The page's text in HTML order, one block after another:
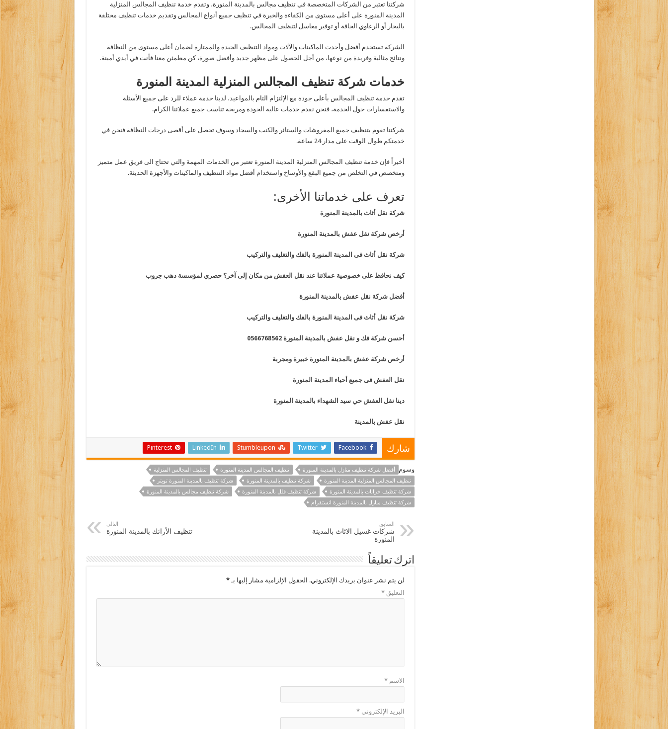
شركتنا تعتبر من الشركات المتخصصة في تنظيف مجالس بالمدينة المنورة، وتقدم خدمة تنظيف المجالس المنزلية
المدينة المنورة على أعلى مستوى من الكفاءة والخبرة في تنظيف جميع أنواع المجالس وتقديم خدمات تنظيف مختلفة
بالبخار أو الرغاوي الجافة أو توفير مغاسل لتنظيف المجالس.
الشركة تستخدم أفضل وأحدث الماكينات والآلات ومواد التنظيف الجيدة والممتازة لضمان أعلى مستوى من النظافة
ونتائج مثالية وفريدة من نوعها، من أجل الحصول على مظهر جديد وأفضل صورة، كن مطمئن معنا فأنت في أيدي أمينة.
خدمات شركة تنظيف المجالس المنزلية المدينة المنورة
تقدم خدمة تنظيف المجالس بأعلى جودة مع الإلتزام التام بالمواعيد، لدينا خدمة عملاء للرد على جميع الأسئلة
والاستفسارات حول الخدمة، فنحن نقدم خدمات عالية الجودة ومريحة تناسب جميع عملائنا الكرام.
شركتنا تقوم بتنظيف جميع المفروشات والستائر والكنب والسجاد وسوف تحصل على أقصى درجات النظافة فنحن في
خدمتكم طوال الوقت على مدار24 ساعة.
أخيراً فإن خدمة تنظيف المجالس المنزلية المدينة المنورة تعتبر من الخدمات المهمة والتي تحتاج الى فريق عمل متميز
ومتخصص في التخلص من جميع البقع والأوساخ واستخدام أفضل مواد التنظيف والماكينات والأجهزة الحديثة.
تعرف على خدماتنا الأخرى:
شركة نقل أثاث بالمدينة المنورة
أرخص شركة نقل عفش بالمدينة المنورة
شركة نقل أثاث فى المدينة المنورة بالفك والتغليف والتركيب
كيف نحافظ على خصوصية عملائنا عند نقل العفش من مكان إلى آخر؟ حصري لمؤسسة دهب جروب
أفضل شركة نقل عفش بالمدينة المنورة
شركة نقل أثاث فى المدينة المنورة بالفك والتغليف والتركيب
أحسن شركة فك و نقل عفش بالمدينة المنورة 0566768562
أرخص شركة عفش بالمدينة المنورة خبيرة ومجربة
نقل العفش فى جميع أحياء المدينة المنورة
دينا نقل العفش حي سيد الشهداء بالمدينة المنورة
نقل عفش بالمدينة
شارك Facebook
Twitter
Stumbleupon
LinkedIn
Pinterest
وسوم أفضل شركة تنظيف منازل بالمدينة المنورة تنظيف المجالس المدينة المنورة
تنظيف المجالس المنزلية
تنظيف المجالس المنزلية المدينة المنورة
شركة تنظيف بالمدينة المنورة
شركة تنظيف بالمدينة المنورة تويتر
شركة تنظيف خزانات بالمدينة المنورة
شركة تنظيف فلل بالمدينة المنورة
شركة تنظيف مجالس بالمدينة المنورة
شركة تنظيف منازل بالمدينة المنورة انستقرام
السابق
شركات غسيل الاثاث بالمدينة
المنورة
التالى
تنظيف الأرائك بالمدينة المنورة
اترك تعليقاً
لن يتم نشر عنوان بريدك الإلكتروني. الحقول الإلزامية مشار إليها بـ*
التعليق*
الاسم*
البريد الإلكتروني*